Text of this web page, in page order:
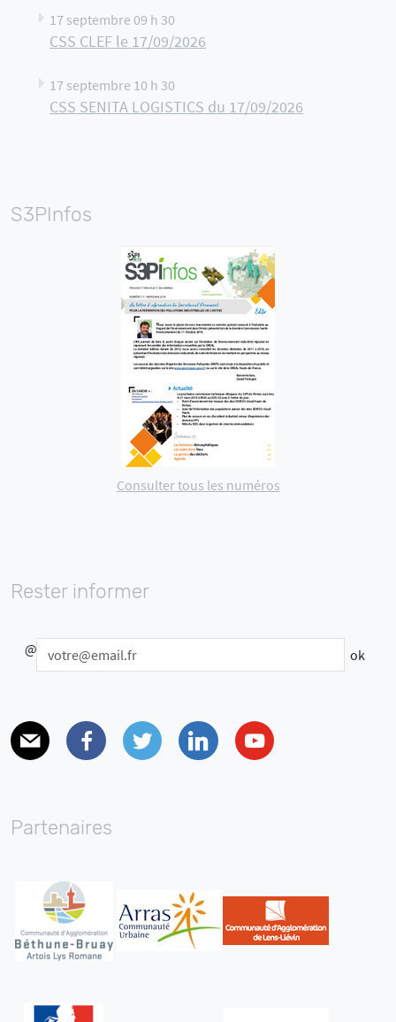
17 septembre 09 h 30
CSS CLEF le 17/09/2026
17 septembre 10 h 30
CSS SENITA LOGISTICS du 17/09/2026
S3PInfos
Consulter tous les numéros
Rester informer
@
Partenaires